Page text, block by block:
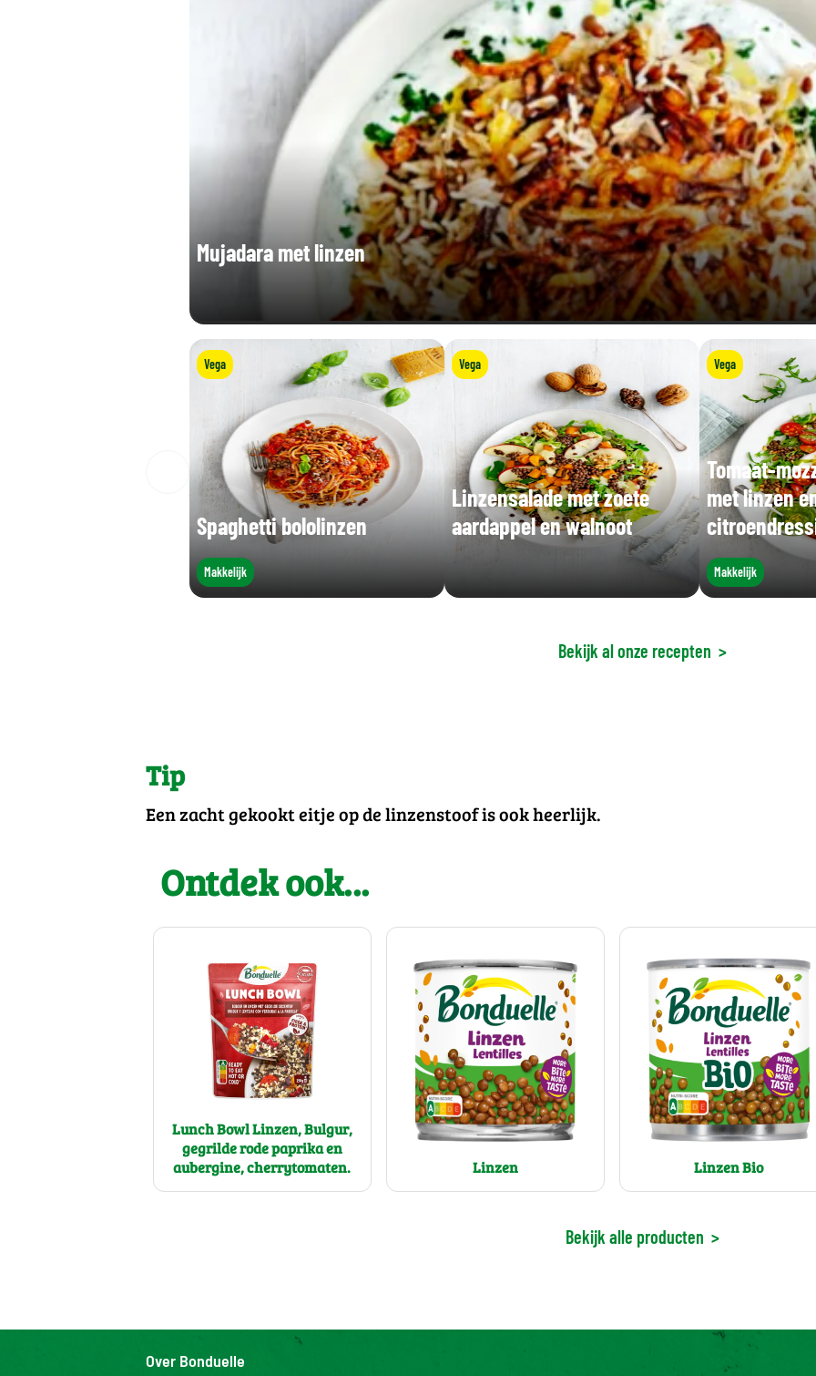
Mujadara met linzen
Vega
Spaghetti bololinzen
Makkelijk
Vega
Linzensalade met zoete
aardappel en walnoot
Vega
Tomaat-
met linzen
Makkelijk
Bekijk al onze recepten >
Tip
Een zacht gekookt eitje op de linzenstoof is ook heerlijk.
Ontdek ook...
Lunch Bowl Linzen, Bulgur,
gegrilde rode paprika en
aubergine, cherrytomaten.
Linzen Linzen Bio
Bekijk alle producten >
Over Bonduelle